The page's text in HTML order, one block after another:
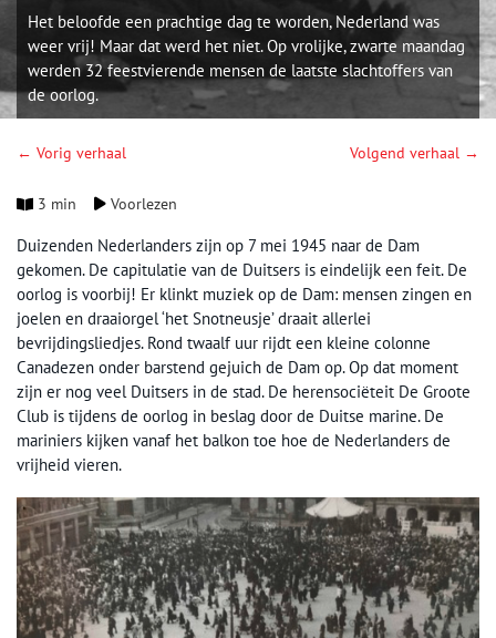
Het beloofde een prachtige dag te worden, Nederland was
weer vrij! Maar dat werd het niet. Op vrolijke, zwarte maandag
werden 32 feestvierende mensen de laatste slachtoffers van
de oorlog.
← Vorig verhaal Volgend verhaal →
3 min Voorlezen
Duizenden Nederlanders zijn op 7 mei 1945 naar de Dam
gekomen. De capitulatie van de Duitsers is eindelijk een feit. De
oorlog is voorbij! Er klinkt muziek op de Dam: mensen zingen en
joelen en draaiorgel ‘het Snotneusje’ draait allerlei
bevrijdingsliedjes. Rond twaalf uur rijdt een kleine colonne
Canadezen onder barstend gejuich de Dam op. Op dat moment
zijn er nog veel Duitsers in de stad. De herensociëteit De Groote
Club is tijdens de oorlog in beslag door de Duitse marine. De
mariniers kijken vanaf het balkon toe hoe de Nederlanders de
vrijheid vieren.